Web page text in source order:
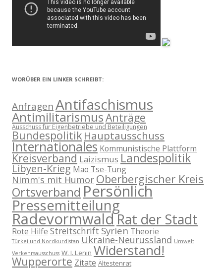
WORÜBER EIN LINKER SCHREIBT:
AnfragenAntifaschismus
AntimilitarismusAnträge
Ausschuss für Eigenbetriebe und Beteiligungen
Bundespolitik Hauptausschuss
Internationales Kommunistische Plattform
Kreisverband Laizismus Landespolitik
Libyen-Krieg Mao Tse-Tung
Nimm's mit Humor Oberbergischer Kreis
OrtsverbandPersönlich
Pressemitteilung
RadevormwaldRat der Stadt
Rote Hilfe Streitschrift Syrien Theorie
Türkei und Nordkurdistan Ukraine-Neurussland Umwelt
Verkehrsausschuss W. I. Lenin Widerstand!
Wupperorte Zitate Ältestenrat